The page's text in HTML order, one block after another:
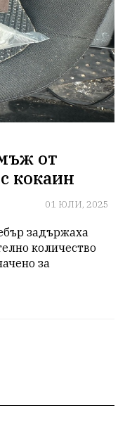
от
кокаин
01 ЮЛИ, 2025
задържаха
количество
за